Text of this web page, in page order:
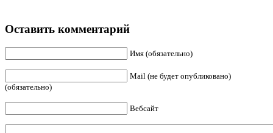
Оставить комментарий
Имя (обязательно)
Mail (не будет опубликовано)
(обязательно)
Вебсайт